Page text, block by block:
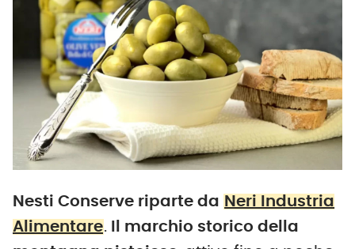
Nesti Conserve riparte da Neri Industria
Alimentare.
Il marchio storico della